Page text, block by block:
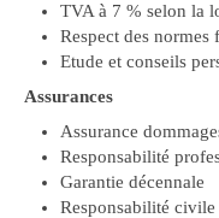
TVA à 7 % selon la
Respect des
Etude et conseils
Assurances
Assurance
Responsabilité
Garantie décennale
Responsabilité civile